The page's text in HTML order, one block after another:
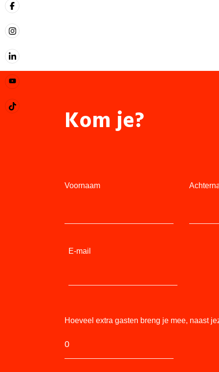
Kom je?
Voornaam
E-mail
Hoeveel extra gasten breng je mee, naast